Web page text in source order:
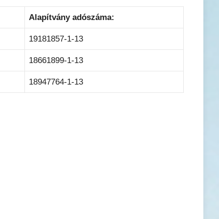
Alapítvány adószáma:
19181857-1-13
18661899-1-13
18947764-1-13